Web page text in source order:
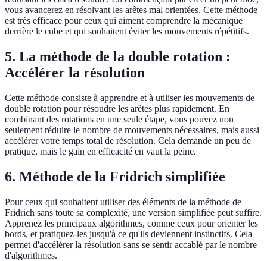
vous avancerez en résolvant les arêtes mal orientées. Cette méthode
est très efficace pour ceux qui aiment comprendre la mécanique
derrière le cube et qui souhaitent éviter les mouvements répétitifs.
5. La méthode de la double rotation :
Accélérer la résolution
Cette méthode consiste à apprendre et à utiliser les mouvements de
double rotation pour résoudre les arêtes plus rapidement. En
combinant des rotations en une seule étape, vous pouvez non
seulement réduire le nombre de mouvements nécessaires, mais aussi
accélérer votre temps total de résolution. Cela demande un peu de
pratique, mais le gain en efficacité en vaut la peine.
6. Méthode de la Fridrich simplifiée
Pour ceux qui souhaitent utiliser des éléments de la méthode de
Fridrich sans toute sa complexité, une version simplifiée peut suffire.
Apprenez les principaux algorithmes, comme ceux pour orienter les
bords, et pratiquez-les jusqu'à ce qu'ils deviennent instinctifs. Cela
permet d'accélérer la résolution sans se sentir accablé par le nombre
d'algorithmes.